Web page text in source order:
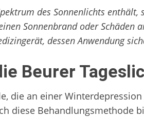
des Sonnenlichts
Sonnenbrand oder Schäden
dessen Anwendung
Beurer
die an einer
diese Behandlungsmethode